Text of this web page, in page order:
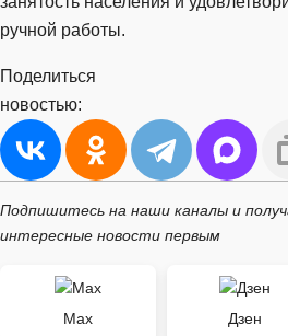
ручной работы.
Поделиться
новостью:
Подпишитесь на наши каналы и
интересные новости первым
Max Дзен